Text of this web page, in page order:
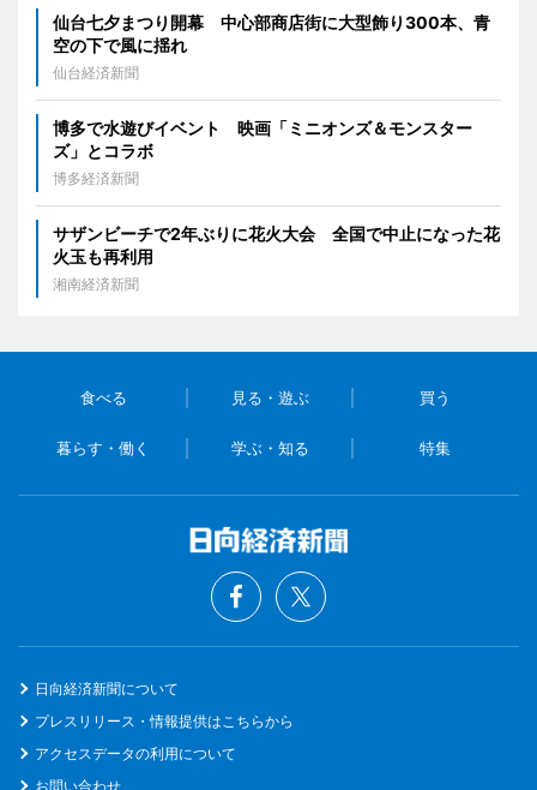
仙台七夕まつり開幕 中心部商店街に大型飾り300本、青
空の下で風に揺れ
仙台経済新聞
博多で水遊びイベント 映画「ミニオンズ＆モンスター
ズ」とコラボ
博多経済新聞
サザンビーチで2年ぶりに花火大会 全国で中止になった花
火玉も再利用
湘南経済新聞
食べる 見る・遊ぶ 買う
暮らす・働く 学ぶ・知る 特集
日向経済新聞について
プレスリリース・情報提供はこちらから
アクセスデータの利用について
お問い合わせ